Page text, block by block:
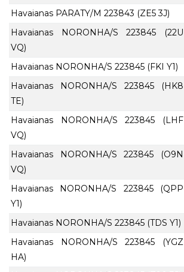
Havaianas PARATY/M 223843 (ZE5 3J)
Havaianas NORONHA/S 223845 (22U
VQ)
Havaianas NORONHA/S 223845 (FKI Y1)
Havaianas NORONHA/S 223845 (HK8
TE)
Havaianas NORONHA/S 223845 (LHF
VQ)
Havaianas NORONHA/S 223845 (O9N
VQ)
Havaianas NORONHA/S 223845 (QPP
Y1)
Havaianas NORONHA/S 223845 (TDS Y1)
Havaianas NORONHA/S 223845 (YGZ
HA)